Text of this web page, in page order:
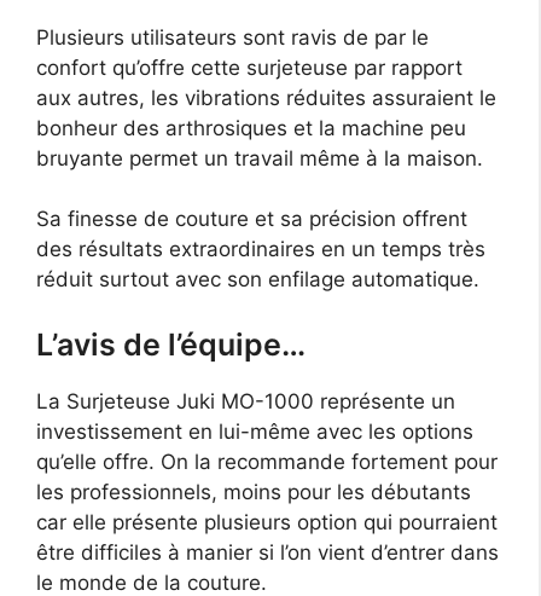
Plusieurs utilisateurs sont ravis de par le
confort qu’offre cette surjeteuse par rapport
aux autres, les vibrations réduites assuraient le
bonheur des arthrosiques et la machine peu
bruyante permet un travail même à la maison.
Sa finesse de couture et sa précision offrent
des résultats extraordinaires en un temps très
réduit surtout avec son enfilage automatique.
L’avis de l’équipe…
La Surjeteuse Juki MO-1000 représente un
investissement en lui-même avec les options
qu’elle offre. On la recommande fortement pour
les professionnels, moins pour les débutants
car elle présente plusieurs option qui pourraient
être difficiles à manier si l’on vient d’entrer dans
le monde de la couture.